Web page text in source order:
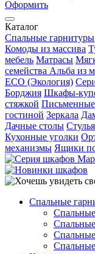
Оформить
Каталог
Спальные гарнитуры
Комоды из массива
мебель Матрасы
семейства Альба из
ECO (Экология)
Борджия Шкафы-
стяжкой
гостиной Зеркала
Дачные столы Стулья
Кухонные уголки
механизмы Ящики
Спальные